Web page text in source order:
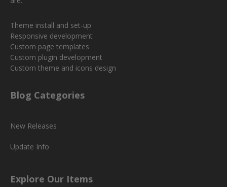
Theme install and set-up
Responsive development
Custom page templates
Custom plugin development
Custom theme and icons design
Blog Categories
New Releases
Update Info
Explore Our Items